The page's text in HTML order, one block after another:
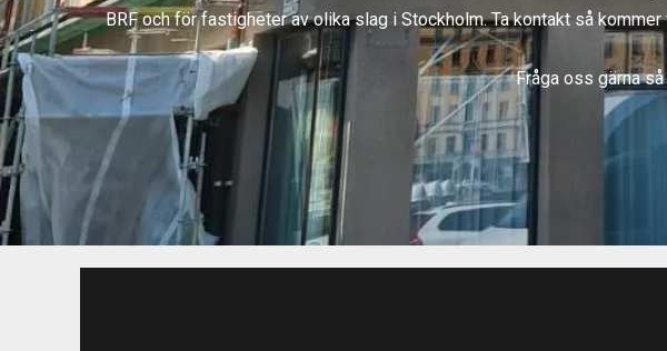
BRF och för fastigheter av olika slag i Stockholm. Ta kontakt så
Fråga oss gärna